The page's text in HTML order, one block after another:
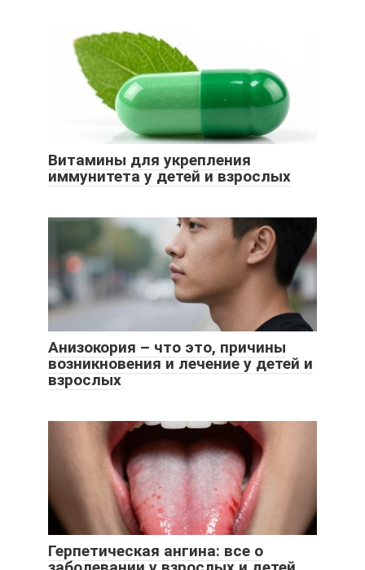
Витамины для укрепления
иммунитета у детей и взрослых
Анизокория – что это, причины
возникновения и лечение у детей и
взрослых
Герпетическая ангина: все о